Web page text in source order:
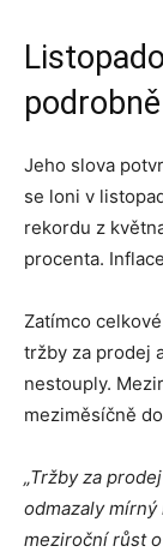
podrobně
Jeho slova
se loni v
rekordu z
procenta.
Zatímco
tržby za prodej
nestouply.
meziměsíčně
„Tržby za
odmazaly
meziroční růst